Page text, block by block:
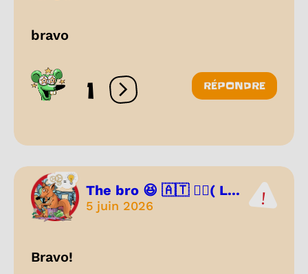
bravo
1 Ouvrir les réactions
RÉPONDRE
The bro 😆 🇦🇹 🏳️‍🌈( L...
5 juin 2026
Bravo!